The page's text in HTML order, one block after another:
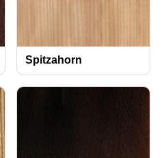
Spitzahorn